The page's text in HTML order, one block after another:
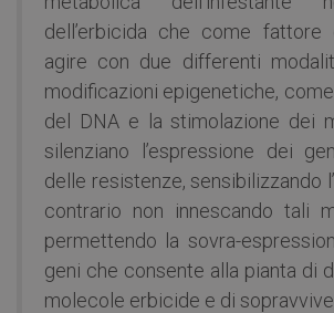
dell’erbicida che come
agire con due differenti
modificazioni epigenetiche,
del DNA e la stimolazione dei
silenziano l’espressione dei
delle resistenze, sensibilizzando
contrario non innescando tali
permettendo la sovra-
geni che consente alla pianta di
molecole erbicide e di